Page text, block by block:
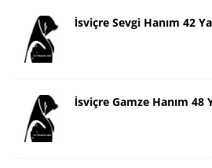
İsviçre Sevgi Hanım 42
İsviçre Gamze Hanım 48